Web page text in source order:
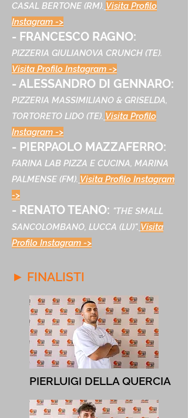
CASAL BERTONE (RM). Visita Profilo
Instagram ->
- FRANCESCO RAGNO:
PIZZERIA GIULIANOVA CRUNCH (TE).
Visita Profilo Instagram ->
- ALESSANDRO DI GENNARO:
PIZZERIA MASSIMILIANO & GRISELDA,
TORTORETO LIDO (TE). Visita Profilo
Instagram ->
- PIERPAOLO MAZZAFERRO:
FARINA LAB PIZZA E CUCINA, MARINA
PALMENSE (FM). Visita Profilo Instagram
->
- RENATO TEANO: "THE SMALL
SANCOLOMBANO, LUCCA (LU)". Visita
Profilo Instagram ->
► FINALISTI
PIERLUIGI DELLA QUERCIA